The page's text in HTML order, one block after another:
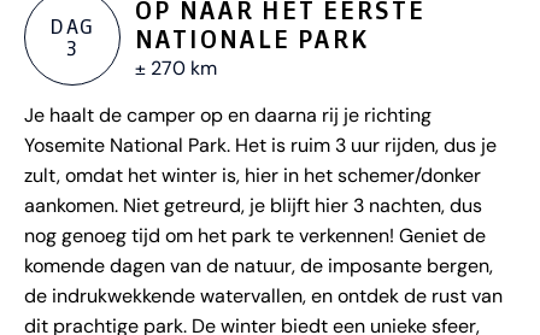
DAG
3
OP NAAR HET EERSTE
NATIONALE PARK
± 270 km
Je haalt de camper op en daarna rij je richting
Yosemite National Park. Het is ruim 3 uur rijden, dus je
zult, omdat het winter is, hier in het schemer/donker
aankomen. Niet getreurd, je blijft hier 3 nachten, dus
nog genoeg tijd om het park te verkennen! Geniet de
komende dagen van de natuur, de imposante bergen,
de indrukwekkende watervallen, en ontdek de rust van
dit prachtige park. De winter biedt een unieke sfeer,